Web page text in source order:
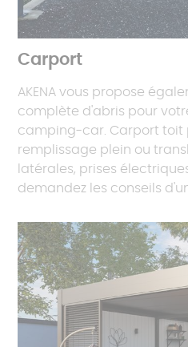
Carport
AKENA vous propose
complète d'abris pour
camping-car. Carport toit
remplissage plein ou
latérales, prises
demandez les conseils